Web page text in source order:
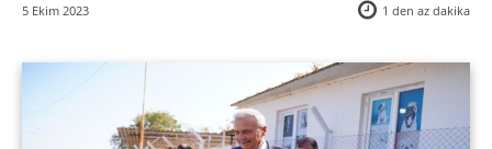
5 Ekim 2023 1 den az dakika